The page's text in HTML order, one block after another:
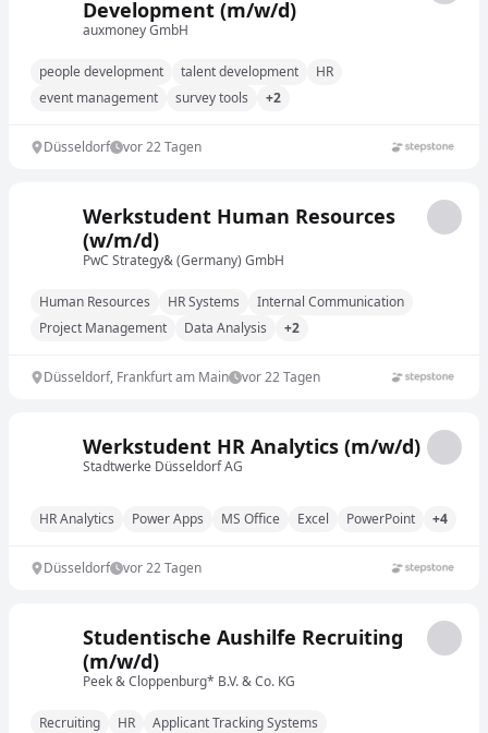
Development (m/w/d)
auxmoney GmbH
people development talent development
HR
event management
survey tools +2
Düsseldorf vor 22 Tagen
Werkstudent Human Resources
(w/m/d)
PwC Strategy& (Germany) GmbH
Human Resources HR Systems
Internal Communication
Project Management
Data Analysis +2
Düsseldorf, Frankfurt am Main vor 22 Tagen
Werkstudent HR Analytics (m/w/d)
Stadtwerke Düsseldorf AG
HR Analytics Power Apps MS Office Excel PowerPoint +4
Düsseldorf vor 22 Tagen
Studentische Aushilfe Recruiting
(m/w/d)
Peek & Cloppenburg* B.V. & Co. KG
Recruiting HR
Applicant Tracking Systems